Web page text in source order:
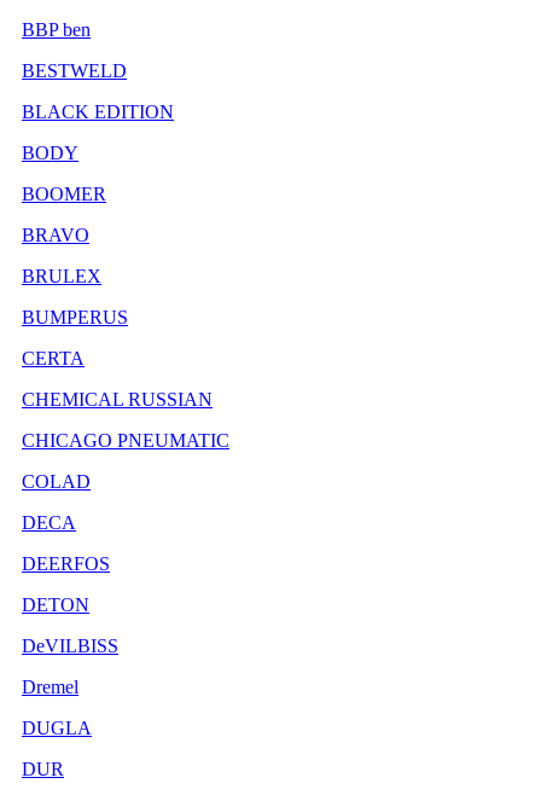
BBP ben
BESTWELD
BLACK EDITION
BODY
BOOMER
BRAVO
BRULEX
BUMPERUS
CERTA
CHEMICAL RUSSIAN
CHICAGO PNEUMATIC
COLAD
DECA
DEERFOS
DETON
DeVILBISS
Dremel
DUGLA
DUR